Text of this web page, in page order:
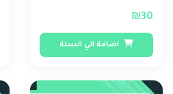
₪30
اضافة الي السلة